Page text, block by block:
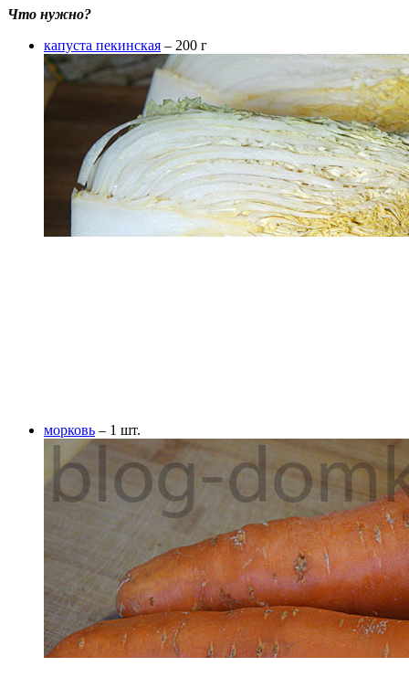
Что нужно?
капуста пекинская – 200 г
морковь – 1 шт.